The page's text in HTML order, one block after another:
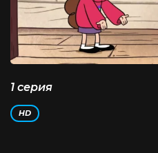
1 серия
HD